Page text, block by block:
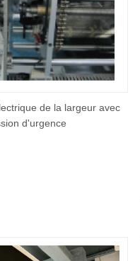
de la largeur avec
d'urgence